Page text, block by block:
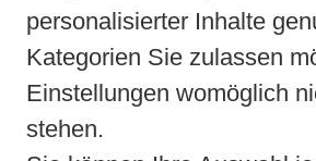
personalisierter Inhalte
Kategorien Sie zulassen
Einstellungen womöglich
stehen.
erteilen?
Sie bitte